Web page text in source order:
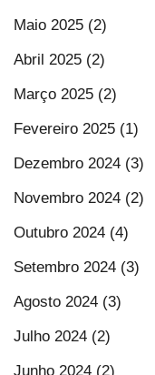
Maio 2025 (2)
Abril 2025 (2)
Março 2025 (2)
Fevereiro 2025 (1)
Dezembro 2024 (3)
Novembro 2024 (2)
Outubro 2024 (4)
Setembro 2024 (3)
Agosto 2024 (3)
Julho 2024 (2)
Junho 2024 (2)